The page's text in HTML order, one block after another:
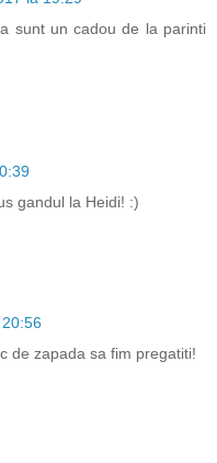
sunt un cadou de la parinti
gandul la Heidi! :)
de zapada sa fim pregatiti!